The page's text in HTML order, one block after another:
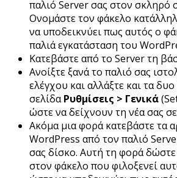
παλιό Server σας στον σκληρό
Ονομάστε τον φάκελο
να υποδεικνύει πως αυτός ο
παλιά εγκατάσταση του
Κατεβάστε από το Server τη
Ανοίξτε ξανά το παλιό σας
ελέγχου και αλλάξτε και τα
σελίδαΡυθμίσεις > Γενικά
ώστε να δείχνουν τη νέα σας
Ακόμα μια φορά κατεβάστε τα
WordPress από τον παλιό
σας δίσκο. Αυτή τη φορά
στον φάκελο που φιλοξενεί